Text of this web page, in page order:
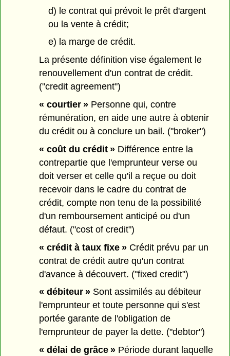
d) le contrat qui prévoit le prêt d'argent
ou la vente à crédit;
e) la marge de crédit.
La présente définition vise également le
renouvellement d'un contrat de crédit.
("credit agreement")
« courtier » Personne qui, contre
rémunération, en aide une autre à obtenir
du crédit ou à conclure un bail. ("broker")
« coût du crédit » Différence entre la
contrepartie que l'emprunteur verse ou
doit verser et celle qu'il a reçue ou doit
recevoir dans le cadre du contrat de
crédit, compte non tenu de la possibilité
d'un remboursement anticipé ou d'un
défaut. ("cost of credit")
« crédit à taux fixe » Crédit prévu par un
contrat de crédit autre qu'un contrat
d'avance à découvert. ("fixed credit")
« débiteur » Sont assimilés au débiteur
l'emprunteur et toute personne qui s'est
portée garante de l'obligation de
l'emprunteur de payer la dette. ("debtor")
« délai de grâce » Période durant laquelle